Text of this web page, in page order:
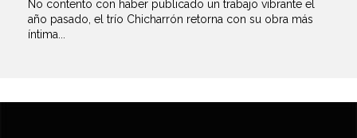
No contento con haber publicado un trabajo vibrante el
año pasado, el trío Chicharrón retorna con su obra más
íntima...